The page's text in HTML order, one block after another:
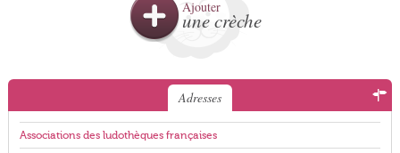
Ajouter
une crèche
Adresses
Associations des ludothèques françaises